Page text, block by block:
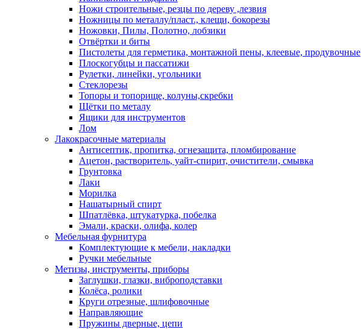
Ножи строительные, резцы по дереву ,лезвия
Ножницы по металлу/пласт., клещи, бокорезы
Ножовки, Пилы, Полотно, лобзики
Отвёртки и биты
Пистолеты для герметика, монтажной пены, клеевые, продувочные
Плоскогубцы и пассатижи
Рулетки, линейки, угольники
Стеклорезы
Топоры и топорище, колуны,скребки
Щётки по металу
Ящики для инструментов
Лом
Лакокрасочные материалы
Антисептик, пропитка, огнезащита, пломбирование
Ацетон, растворитель, уайт-спирит, очистители, смывка
Грунтовка
Лаки
Морилка
Нашатырный спирт
Шпатлёвка, штукатурка, побелка
Эмали, краски, олифа, колер
Мебельная фурнитура
Комплектующие к мебели, накладки
Ручки мебельные
Метизы, инструменты, приборы
Заглушки, глазки, виброподставки
Колёса, ролики
Круги отрезные, шлифовочные
Направляющие
Пружины дверные, цепи